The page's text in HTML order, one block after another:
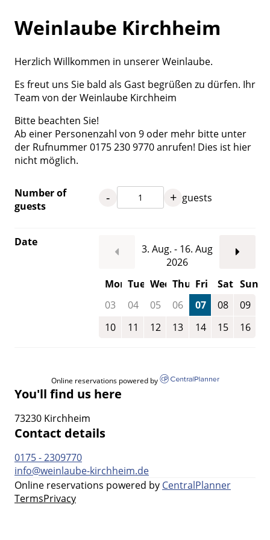
Weinlaube Kirchheim
Herzlich Willkommen in unserer Weinlaube.
Es freut uns Sie bald als Gast begrüßen zu dürfen. Ihr
Team von der Weinlaube Kirchheim
Bitte beachten Sie!
Ab einer Personenzahl von 9 oder mehr bitte unter
der Rufnummer 0175 230 9770 anrufen! Dies ist hier
nicht möglich.
Number of
guests
- + guests
Date
3. Aug. - 16. Aug
2026
Mon Tue Wed Thu Fri Sat Sun
03
04 05 06 07 08
09
10
11 12 13 14 15 16
Online reservations powered by
You'll find us here
73230 Kirchheim
Contact details
0175 - 2309770
info@weinlaube-kirchheim.de
Online reservations powered by CentralPlanner
TermsPrivacy